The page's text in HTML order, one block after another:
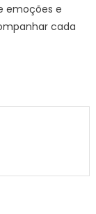
emoções e
cada